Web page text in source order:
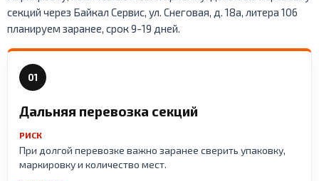
секций через Байкал Сервис, ул. Снеговая, д. 18а, литера 106
планируем заранее, срок 9-19 дней.
01
Дальняя перевозка секций
РИСК
При долгой перевозке важно заранее сверить упаковку,
маркировку и количество мест.